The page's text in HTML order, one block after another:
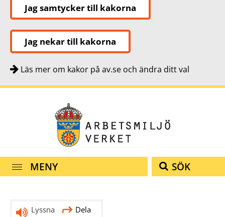
Jag samtycker till kakorna
Jag nekar till kakorna
Läs mer om kakor på av.se och ändra ditt val
MENY SÖK
Lyssna Dela